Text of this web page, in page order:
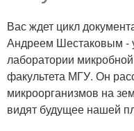
Вас ждет цикл
Андреем Шестаковым -
лаборатории
факультета МГУ. Он
микроорганизмов на
видят будущее нашей